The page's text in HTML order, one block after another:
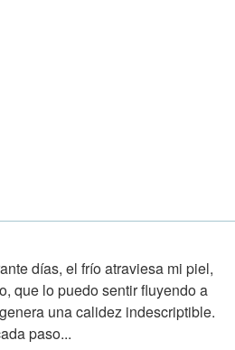
días, el frío atraviesa mi piel,
que lo puedo sentir fluyendo a
una calidez indescriptible.
paso...